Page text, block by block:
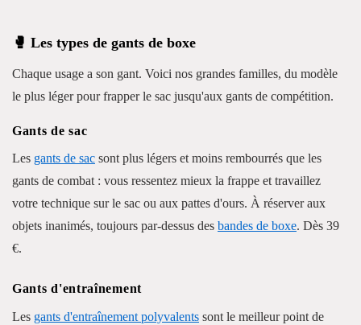
🥊 Les types de gants de boxe
Chaque usage a son gant. Voici nos grandes familles, du modèle
le plus léger pour frapper le sac jusqu'aux gants de compétition.
Gants de sac
Les gants de sac sont plus légers et moins rembourrés que les
gants de combat : vous ressentez mieux la frappe et travaillez
votre technique sur le sac ou aux pattes d'ours. À réserver aux
objets inanimés, toujours par-dessus des bandes de boxe. Dès 39
€.
Gants d'entraînement
Les gants d'entraînement polyvalents sont le meilleur point de